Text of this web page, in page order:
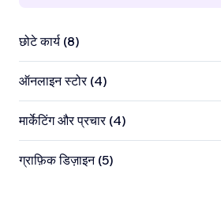
छोटे कार्य (8)
ऑनलाइन स्टोर (4)
मार्केटिंग और प्रचार (4)
ग्राफ़िक डिज़ाइन (5)